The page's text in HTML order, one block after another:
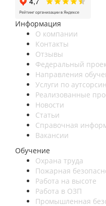
Информация
О компании
Контакты
Отзывы
Федеральный
Направления
Услуги по
Реализованные
Новости
Статьи
Справочная
Вакансии
Обучение
Охрана труда
Пожарная
Работа на высоте
Работа в ОЗП
Промышленная